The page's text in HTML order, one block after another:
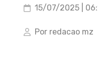
15/07/2025 |
Por redacao mz